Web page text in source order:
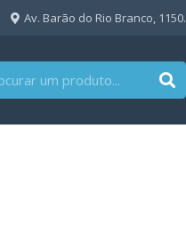
Av. Barão do Rio Branco, 1150.